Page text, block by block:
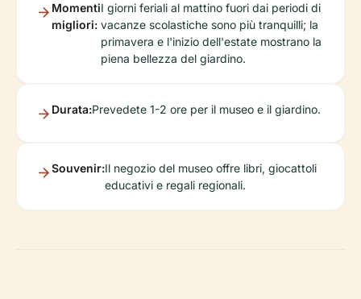
Momenti
migliori:
I giorni feriali al mattino fuori dai periodi di
vacanze scolastiche sono più tranquilli; la
primavera e l'inizio dell'estate mostrano la
piena bellezza del giardino.
Durata:Prevedete 1-2 ore per il museo e il giardino.
Souvenir:Il negozio del museo offre libri, giocattoli
educativi e regali regionali.